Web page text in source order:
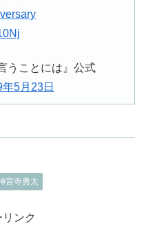
うことには』公式
5月23日
宮寺勇太
ンク